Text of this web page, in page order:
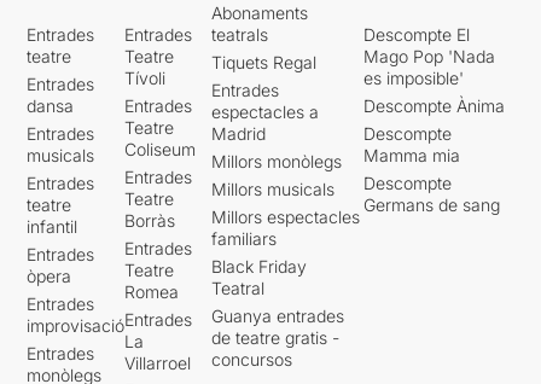
Entrades
teatre
Entrades
dansa
Entrades
musicals
Entrades
teatre
infantil
Entrades
òpera
Entrades
improvisació
Entrades
monòlegs
Entrades
Teatre
Tívoli
Entrades
Teatre
Coliseum
Entrades
Teatre
Borràs
Entrades
Teatre
Romea
Entrades
La
Villarroel
Abonaments
teatrals
Tiquets Regal
Entrades
espectacles a
Madrid
Millors monòlegs
Millors musicals
Millors espectacles
familiars
Black Friday
Teatral
Guanya entrades
de teatre gratis -
concursos
Descompte El
Mago Pop 'Nada
es imposible'
Descompte Ànima
Descompte
Mamma mia
Descompte
Germans de sang